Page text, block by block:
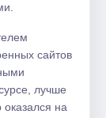
сайтов
лучше
на